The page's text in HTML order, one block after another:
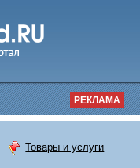
РЕКЛАМА
Товары и услуги